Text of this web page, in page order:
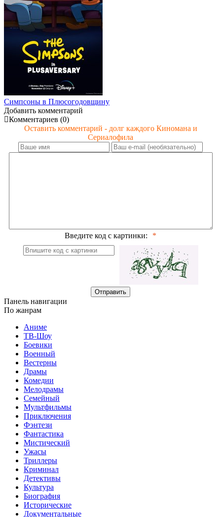
Симпсоны в Плюсогодовщину
Добавить комментарий
Комментариев (0)
Оставить комментарий - долг каждого Киномана и
Сериалофила
Введите код с картинки:
Отправить
Панель навигации
По жанрам
Аниме
ТВ-Шоу
Боевики
Военный
Вестерны
Драмы
Комедии
Мелодрамы
Семейный
Мультфильмы
Приключения
Фэнтези
Фантастика
Мистический
Ужасы
Триллеры
Криминал
Детективы
Культура
Биография
Исторические
Документальные